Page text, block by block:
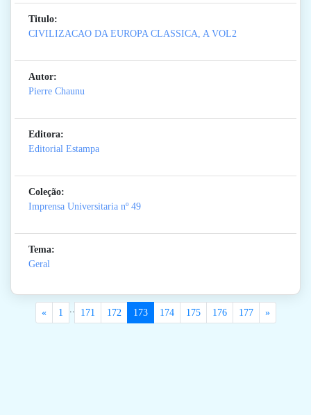
Titulo:
CIVILIZACAO DA EUROPA CLASSICA, A VOL2
Autor:
Pierre Chaunu
Editora:
Editorial Estampa
Coleção:
Imprensa Universitaria nº 49
Tema:
Geral
« 1 .. 171 172 173 174 175 176 177 »